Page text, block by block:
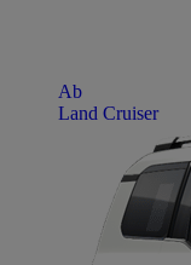
Ab
Land Cruiser